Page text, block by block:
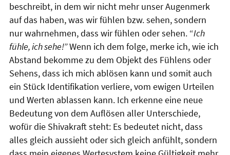
beschreibt, in dem wir nicht mehr unser Augenmerk
auf das haben, was wir fühlen bzw. sehen, sondern
nur wahrnehmen, dass wir fühlen oder sehen. “Ich
fühle, ich sehe!”Wenn ich dem folge, merke ich, wie ich
Abstand bekomme zu dem Objekt des Fühlens oder
Sehens, dass ich mich ablösen kann und somit auch
ein Stück Identifikation verliere, vom ewigen Urteilen
und Werten ablassen kann. Ich erkenne eine neue
Bedeutung von dem Auflösen aller Unterschiede,
wofür die Shivakraft steht: Es bedeutet nicht, dass
alles gleich aussieht oder sich gleich anfühlt, sondern